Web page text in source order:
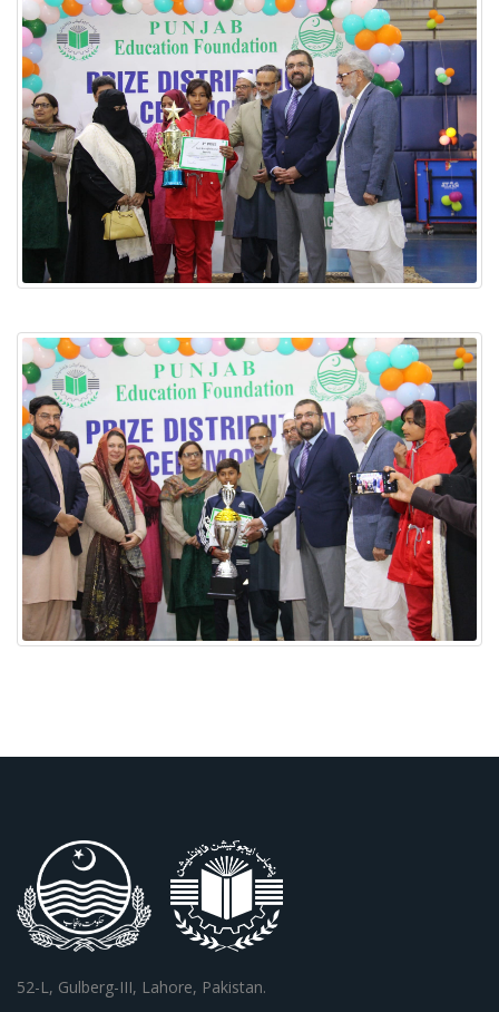
52-L, Gulberg-III, Lahore, Pakistan.